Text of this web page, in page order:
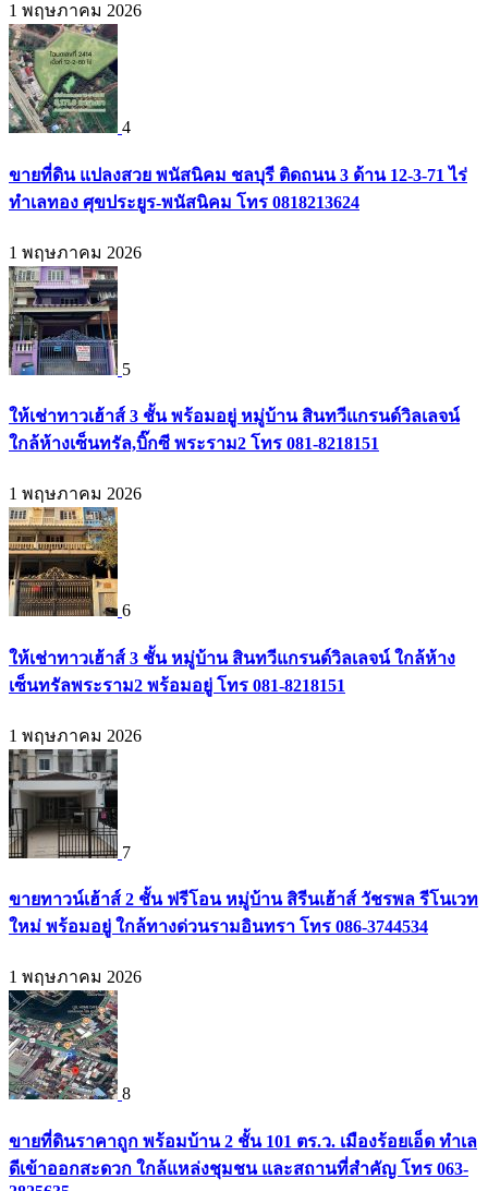
1 พฤษภาคม 2026
4
ขายที่ดิน แปลงสวย พนัสนิคม ชลบุรี ติดถนน 3 ด้าน 12-3-71 ไร่
ทำเลทอง ศุขประยูร-พนัสนิคม โทร 0818213624
1 พฤษภาคม 2026
5
ให้เช่าทาวเฮ้าส์ 3 ชั้น พร้อมอยู่ หมู่บ้าน สินทวีแกรนด์วิลเลจน์
ใกล้ห้างเซ็นทรัล,บิ๊กซี พระราม2 โทร 081-8218151
1 พฤษภาคม 2026
6
ให้เช่าทาวเฮ้าส์ 3 ชั้น หมู่บ้าน สินทวีแกรนด์วิลเลจน์ ใกล้ห้าง
เซ็นทรัลพระราม2 พร้อมอยู่ โทร 081-8218151
1 พฤษภาคม 2026
7
ขายทาวน์เฮ้าส์ 2 ชั้น ฟรีโอน หมู่บ้าน สิรีนเฮ้าส์ วัชรพล รีโนเวท
ใหม่ พร้อมอยู่ ใกล้ทางด่วนรามอินทรา โทร 086-3744534
1 พฤษภาคม 2026
8
ขายที่ดินราคาถูก พร้อมบ้าน 2 ชั้น 101 ตร.ว. เมืองร้อยเอ็ด ทำเล
ดีเข้าออกสะดวก ใกล้แหล่งชุมชน และสถานที่สำคัญ โทร 063-